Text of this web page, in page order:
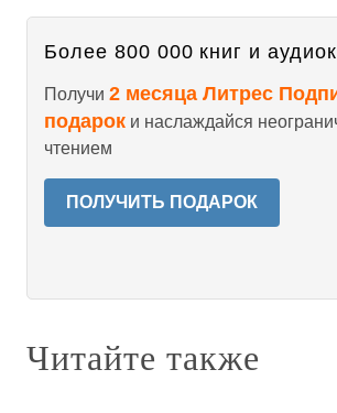
Более 800 000 книг и
Получи 2 месяца Литрес
подарок и наслаждайся
чтением
ПОЛУЧИТЬ ПОДАРОК
Читайте также